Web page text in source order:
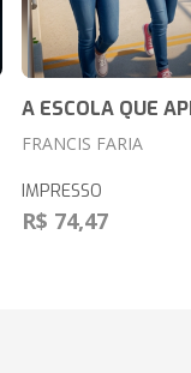
A ESCOLA QUE
FRANCIS FARIA
IMPRESSO
R$ 74,47